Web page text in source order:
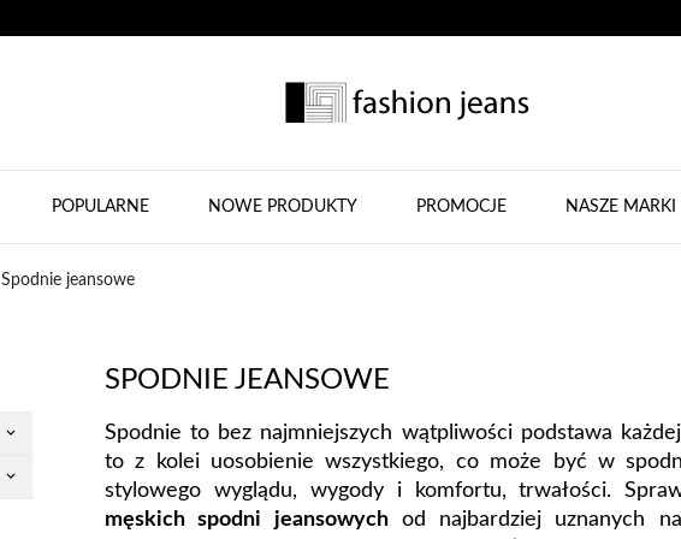
POPULARNE NOWE PRODUKTY PROMOCJE NASZE MARKI
Spodnie jeansowe
keyboard_arrow_down
keyboard_arrow_down
SPODNIE JEANSOWE
Spodnie to bez najmniejszych wątpliwości podstawa
to z kolei uosobienie wszystkiego, co może być w
stylowego wyglądu, wygody i komfortu, trwałości.
męskich spodni jeansowychod najbardziej uznanych